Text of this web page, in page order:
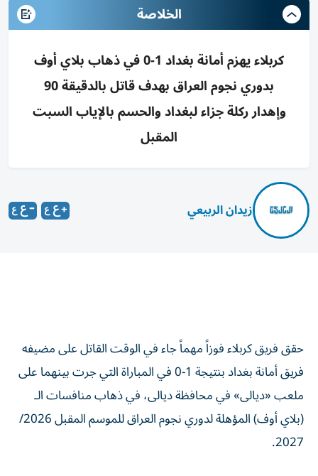
الخلاصة
كربلاء يهزم أمانة بغداد 1-0 في ذهاب بلاي أوف
بدوري نجوم العراق بهدف قاتل بالدقيقة 90
وإهدار ركلة جزاء لبغداد والحسم بالإياب السبت
المقبل
زيدان الربيعي
حقق فريق كربلاء فوزاً مهماً جاء في الوقت القاتل على مضيفه
فريق أمانة بغداد بنتيجة 1-0 في المباراة التي جرت بينهما على
ملعب «ديالى» في محافظة ديالى، في ذهاب منافسات الـ
(بلاي أوف) المؤهلة لدوري نجوم العراق للموسم المقبل 2026/
2027.